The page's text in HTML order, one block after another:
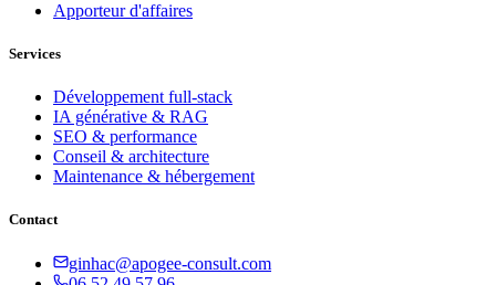
Apporteur d'affaires
Services
Développement full-stack
IA générative & RAG
SEO & performance
Conseil & architecture
Maintenance & hébergement
Contact
ginhac@apogee-consult.com